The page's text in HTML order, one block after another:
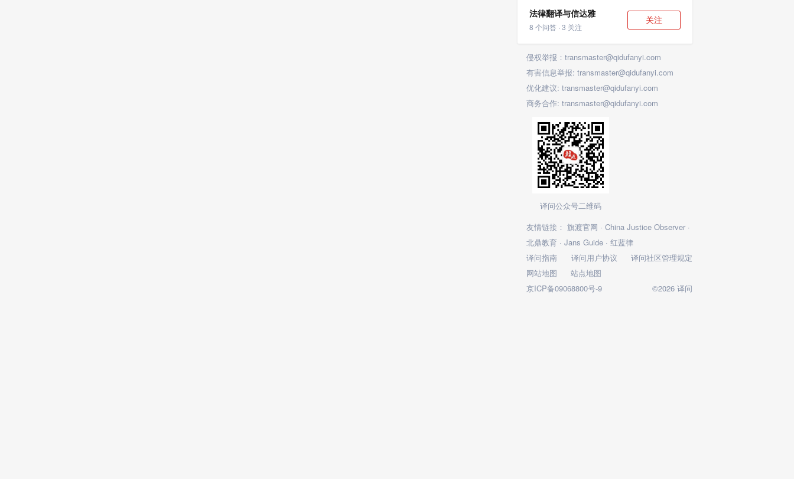
法律翻译与信达雅
8 个问答 · 3 关注
关注
侵权举报：transmaster@qidufanyi.com
有害信息举报: transmaster@qidufanyi.com
优化建议: transmaster@qidufanyi.com
商务合作: transmaster@qidufanyi.com
译问公众号二维码
友情链接： 旗渡官网 · China Justice Observer ·
北鼎教育 · Jans Guide · 红蓝律
译问指南
译问用户协议
译问社区管理规定
网站地图
站点地图
京ICP备09068800号-9
©2026 译问